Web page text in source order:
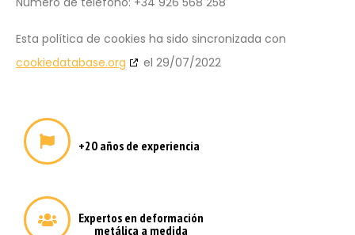
Esta política de cookies ha sido sincronizada con
cookiedatabase.org
el 29/07/2022
+20 años de experiencia
Expertos en deformación
metálica a medida